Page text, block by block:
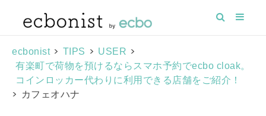
ecbonist > TIPS > USER >
有楽町で荷物を預けるならスマホ予約でecbo cloak。
コインロッカー代わりに利用できる店舗をご紹介！
> カフェオハナ